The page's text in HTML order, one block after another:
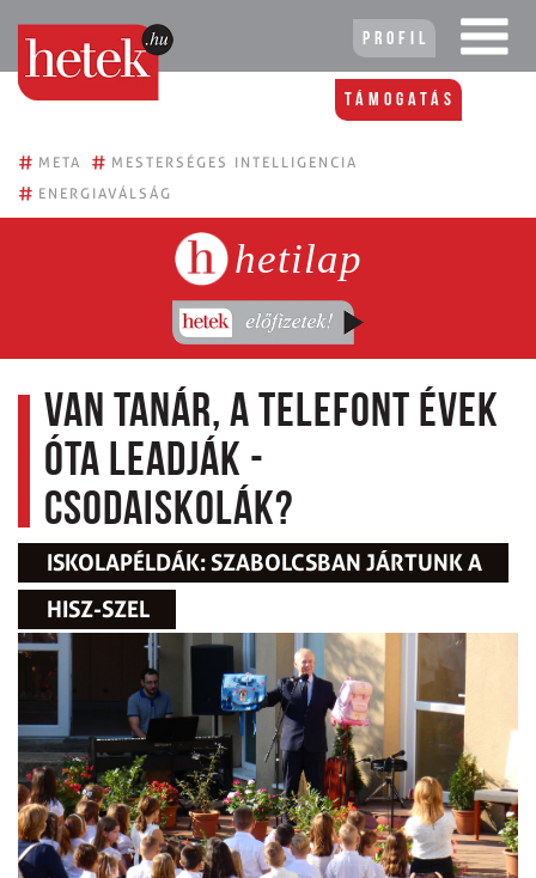
Profil
Támogatás
# META # MESTERSÉGES INTELLIGENCIA
# ENERGIAVÁLSÁG
hetilap
Van tanár, a telefont évek
óta leadják -
csodaiskolák?
ISKOLAPÉLDÁK: SZABOLCSBAN JÁRTUNK A
HISZ-SZEL